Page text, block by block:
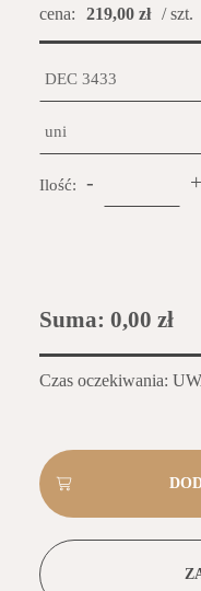
cena:
219,00 zł / szt.
Ilość: - +
Suma: 0,00 zł
Czas oczekiwania: